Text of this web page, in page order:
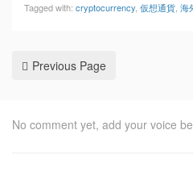
Tagged with: cryptocurrency 仮想通貨 海
Previous Page
No comment yet, add your voice